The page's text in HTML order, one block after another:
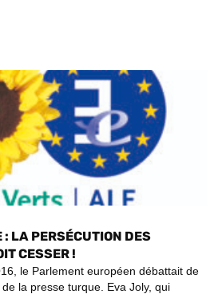
: LA PERSÉCUTION DES
CESSER !
le Parlement européen débattait de
la presse turque. Eva Joly, qui